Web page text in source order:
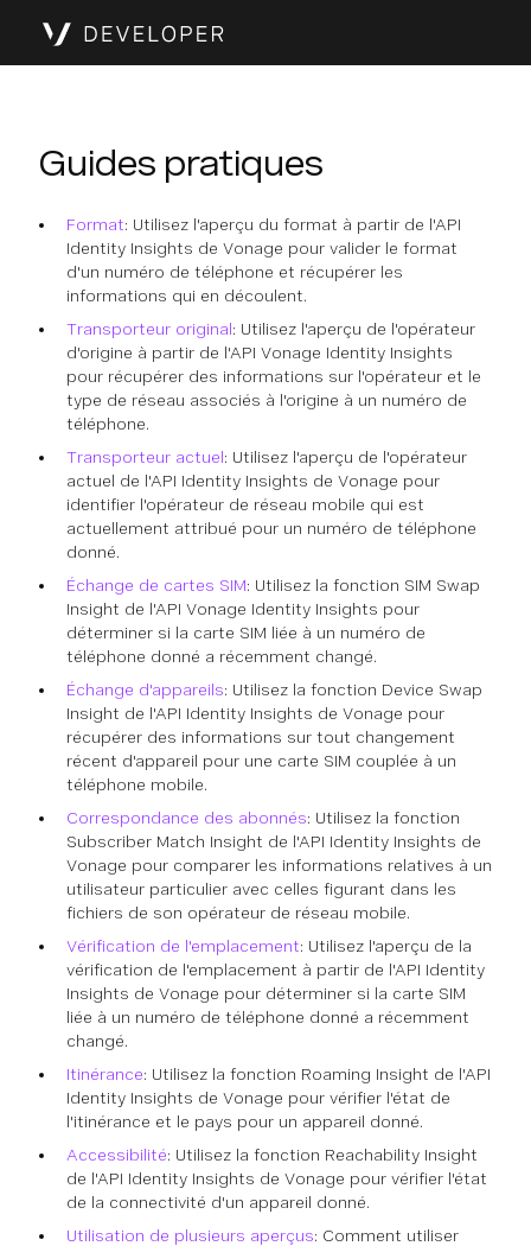
Guides pratiques
Format: Utilisez l'aperçu du format à partir de l'API
Identity Insights de Vonage pour valider le format
d'un numéro de téléphone et récupérer les
informations qui en découlent.
Transporteur original: Utilisez l'aperçu de l'opérateur
d'origine à partir de l'API Vonage Identity Insights
pour récupérer des informations sur l'opérateur et le
type de réseau associés à l'origine à un numéro de
téléphone.
Transporteur actuel: Utilisez l'aperçu de l'opérateur
actuel de l'API Identity Insights de Vonage pour
identifier l'opérateur de réseau mobile qui est
actuellement attribué pour un numéro de téléphone
donné.
Échange de cartes SIM: Utilisez la fonction SIM Swap
Insight de l'API Vonage Identity Insights pour
déterminer si la carte SIM liée à un numéro de
téléphone donné a récemment changé.
Échange d'appareils: Utilisez la fonction Device Swap
Insight de l'API Identity Insights de Vonage pour
récupérer des informations sur tout changement
récent d'appareil pour une carte SIM couplée à un
téléphone mobile.
Correspondance des abonnés: Utilisez la fonction
Subscriber Match Insight de l'API Identity Insights de
Vonage pour comparer les informations relatives à un
utilisateur particulier avec celles figurant dans les
fichiers de son opérateur de réseau mobile.
Vérification de l'emplacement: Utilisez l'aperçu de la
vérification de l'emplacement à partir de l'API Identity
Insights de Vonage pour déterminer si la carte SIM
liée à un numéro de téléphone donné a récemment
changé.
Itinérance: Utilisez la fonction Roaming Insight de l'API
Identity Insights de Vonage pour vérifier l'état de
l'itinérance et le pays pour un appareil donné.
Accessibilité: Utilisez la fonction Reachability Insight
de l'API Identity Insights de Vonage pour vérifier l'état
de la connectivité d'un appareil donné.
Utilisation de plusieurs aperçus: Comment utiliser